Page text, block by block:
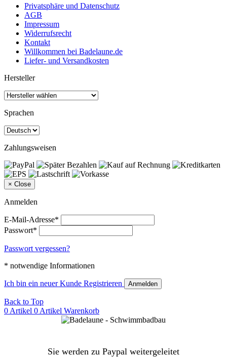
Privatsphäre und Datenschutz
AGB
Impressum
Widerrufsrecht
Kontakt
Willkommen bei Badelaune.de
Liefer- und Versandkosten
Hersteller
Sprachen
Zahlungsweisen
× Close
Anmelden
E-Mail-Adresse*
Passwort*
Passwort vergessen?
* notwendige Informationen
Ich bin ein neuer Kunde Registrieren Anmelden
Back to Top
0 Artikel 0 Artikel Warenkorb
Sie werden zu Paypal weitergeleitet